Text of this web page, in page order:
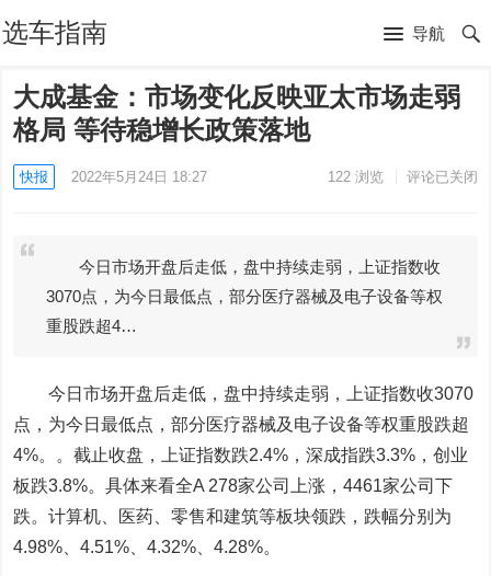
选车指南 导航
大成基金：市场变化反映亚太市场走弱
格局 等待稳增长政策落地
快报 2022年5月24日 18:27 122浏览 评论已关闭
今日市场开盘后走低，盘中持续走弱，上证指数收
3070点，为今日最低点，部分医疗器械及电子设备等权
重股跌超4…
今日市场开盘后走低，盘中持续走弱，上证指数收3070
点，为今日最低点，部分医疗器械及电子设备等权重股跌超
4%。。截止收盘，上证指数跌2.4%，深成指跌3.3%，创业
板跌3.8%。具体来看全A 278家公司上涨，4461家公司下
跌。计算机、医药、零售和建筑等板块领跌，跌幅分别为
4.98%、4.51%、4.32%、4.28%。